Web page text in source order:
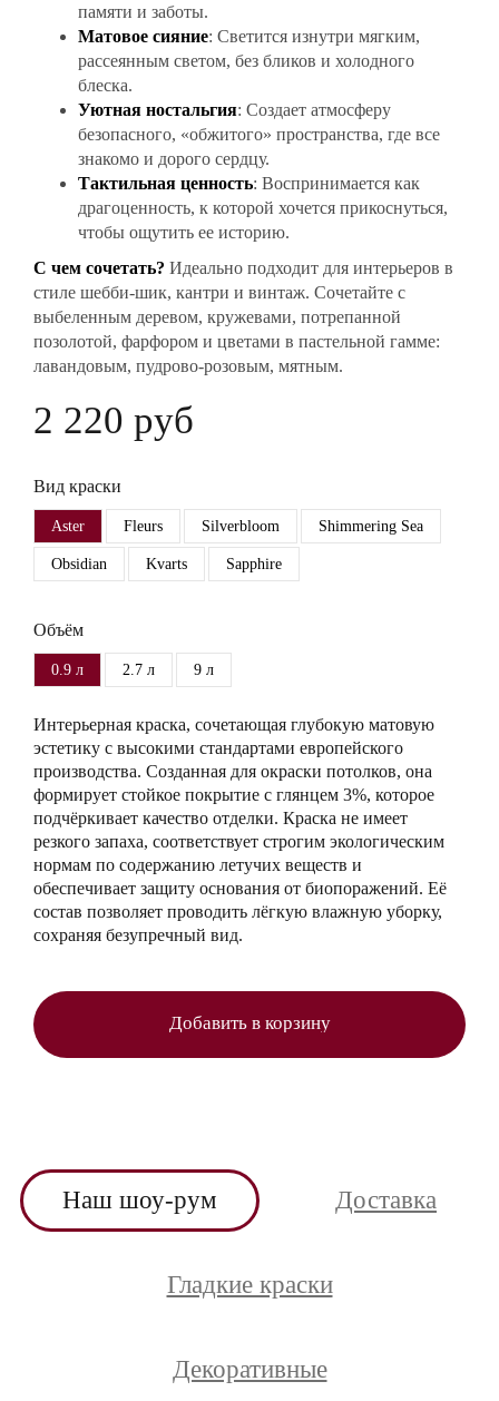
памяти и заботы.
Матовое сияние: Светится изнутри мягким,
рассеянным светом, без бликов и холодного
блеска.
Уютная ностальгия: Создает атмосферу
безопасного, «обжитого» пространства, где все
знакомо и дорого сердцу.
Тактильная ценность: Воспринимается как
драгоценность, к которой хочется прикоснуться,
чтобы ощутить ее историю.
С чем сочетать? Идеально подходит для интерьеров в
стиле шебби-шик, кантри и винтаж. Сочетайте с
выбеленным деревом, кружевами, потрепанной
позолотой, фарфором и цветами в пастельной гамме:
лавандовым, пудрово-розовым, мятным.
2 220 руб
Вид краски
Aster Fleurs Silverbloom Shimmering Sea
Obsidian Kvarts Sapphire
Объём
0.9 л 2.7 л 9 л
Интерьерная краска, сочетающая глубокую матовую
эстетику с высокими стандартами европейского
производства. Созданная для окраски потолков, она
формирует стойкое покрытие с глянцем 3%, которое
подчёркивает качество отделки. Краска не имеет
резкого запаха, соответствует строгим экологическим
нормам по содержанию летучих веществ и
обеспечивает защиту основания от биопоражений. Её
состав позволяет проводить лёгкую влажную уборку,
сохраняя безупречный вид.
Добавить в корзину
Наш шоу-рум Доставка
Гладкие краски
Декоративные